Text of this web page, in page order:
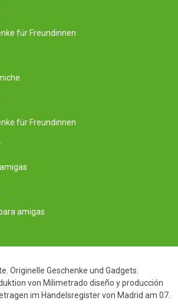
für Freundinnen
für Freundinnen
amigas
Originelle Geschenke und Gadgets.
von Milimetrado diseño y producción
im Handelsregister von Madrid am 07.